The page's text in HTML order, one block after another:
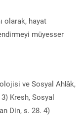
olarak, hayat
müyesser
ve Sosyal Ahlâk,
Kresh, Sosyal
Din, s. 28. 4)